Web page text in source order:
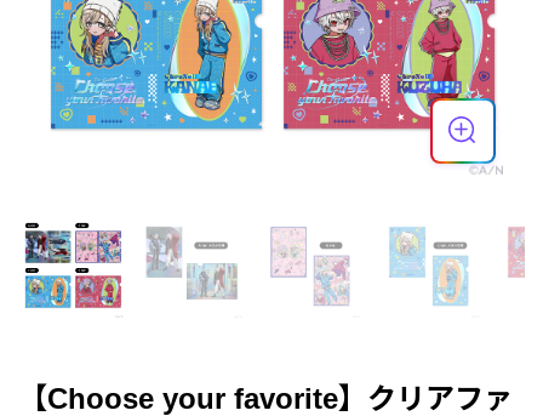
【Choose your favorite】クリアファ